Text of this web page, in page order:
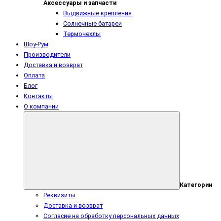
Аксессуары и запчасти
Выдвижные крепления
Солнечные батареи
Термочехлы
Шоу-Рум
Производители
Доставка и возврат
Оплата
Блог
Контакты
О компании
Категории
Реквизиты
Доставка и возврат
Согласие на обработку персональных данных